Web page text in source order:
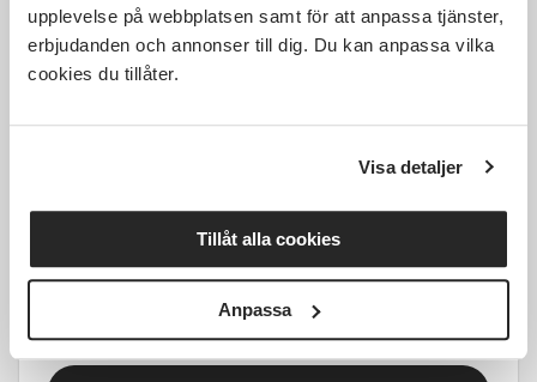
upplevelse på webbplatsen samt för att anpassa tjänster,
erbjudanden och annonser till dig. Du kan anpassa vilka
cookies du tillåter.
Visa detaljer
Tillåt alla cookies
Anpassa
Grundutbildning Barn-HLR
900 SEK
ons 2026-09-02